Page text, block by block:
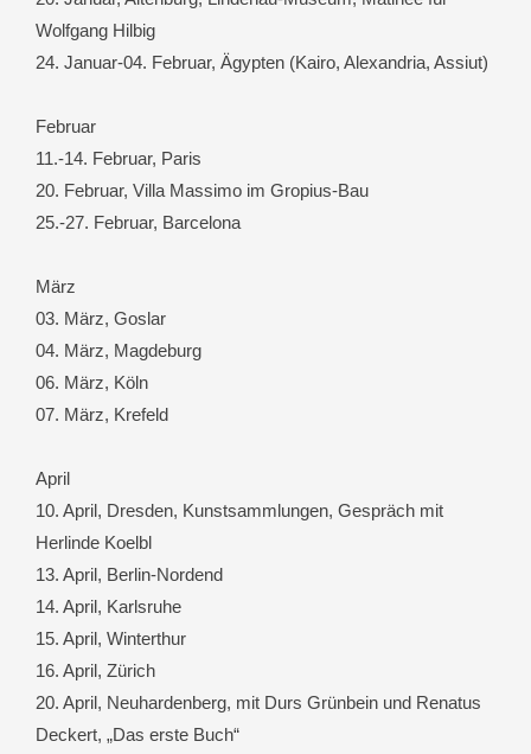
Wolfgang Hilbig
24. Januar-04. Februar, Ägypten (Kairo, Alexandria, Assiut)
Februar
11.-14. Februar, Paris
20. Februar, Villa Massimo im Gropius-Bau
25.-27. Februar, Barcelona
März
03. März, Goslar
04. März, Magdeburg
06. März, Köln
07. März, Krefeld
April
10. April, Dresden, Kunstsammlungen, Gespräch mit
Herlinde Koelbl
13. April, Berlin-Nordend
14. April, Karlsruhe
15. April, Winterthur
16. April, Zürich
20. April, Neuhardenberg, mit Durs Grünbein und Renatus
Deckert, „Das erste Buch“